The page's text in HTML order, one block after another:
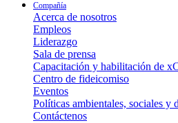
Compañía
Acerca de nosotros
Empleos
Liderazgo
Sala de prensa
Capacitación y habilitación de
Centro de fideicomiso
Eventos
Políticas ambientales, sociales y
Contáctenos